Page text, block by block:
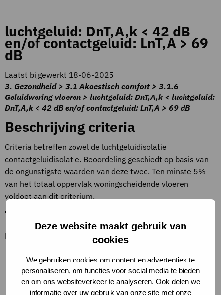
Deze website maakt gebruik van
cookies
We gebruiken cookies om content en advertenties te
personaliseren, om functies voor social media te bieden
en om ons websiteverkeer te analyseren. Ook delen we
informatie over uw gebruik van onze site met onze
luchtgeluid: DnT,A,k < 42 dB
en/of contactgeluid: LnT,A > 69
dB
Laatst bijgewerkt 18-06-2025
3. Gezondheid > 3.1 Akoestisch comfort > 3.1.6
Geluidwering vloeren > luchtgeluid: DnT,A,k < luchtgeluid:
DnT,A,k < 42 dB en/of contactgeluid: LnT,A > 69 dB
Beschrijving criteria
Criteria betreffen zowel de luchtgeluidisolatie
contactgeluidisolatie. Beoordeling geschiedt op basis van
de ongunstigste waarden van deze twee. Ten minste 5%
van het totaal oppervlak woningscheidende vloeren
voldoet aan dit criterium.
Toelichting op criteria
Bijvoorbeeld:
Holle baksteen vloeren, vloeren van lichtbeton
elementen (beton ≤ 150mm)
Houten vloeren (zonder plafond of met stucplafond o.g.)